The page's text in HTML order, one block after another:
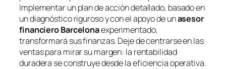
Implementar un plan de acción detallado, basado en
un diagnóstico riguroso y con el apoyo de unasesor
financiero Barcelonaexperimentado,
transformará sus finanzas. Deje de centrarse en las
ventas para mirar su margen: la rentabilidad
duradera se construye desde la eficiencia operativa.